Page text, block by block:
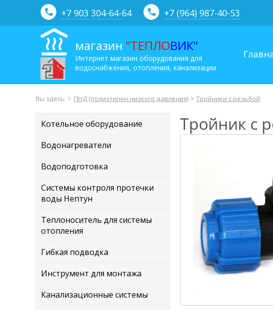
+7 903 304-64-64 +7 (964) 987-40-53
магазин "ТЕПЛОВИК"
Интернет магазин оборудования для
водоснабжения, отопления, канализации
Вы здесь: ПНД (полиэтилен низкого давления) Тройники с резьбой
Котельное оборудование
Водонагреватели
Водоподготовка
Системы контроля протечки
воды Нептун
Теплоноситель для системы
отопления
Гибкая подводка
Инструмент для монтажа
Канализационные системы
Тройник с